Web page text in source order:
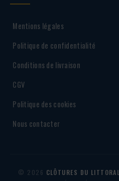
Mentions légales
Politique de confidentialité
Conditions de livraison
CGV
Politique des cookies
Nous contacter
© 2026 CLÔTURES DU LITTORAL